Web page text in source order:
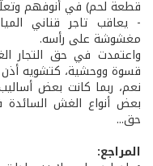
قطعة لحم) في أنوفهم
- يعاقب تاجر قناني
مغشوشة على رأسه.
واعتمدت في حق التجار
قسوة ووحشية، كتشويه أذن
نعم، ربما كانت بعض
بعض أنواع الغش السائدة
حق...
المراجع: